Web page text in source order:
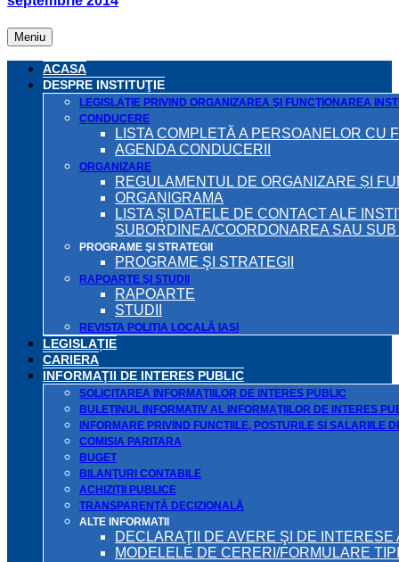
Meniu
ACASA
DESPRE INSTITUŢIE
LEGISLAŢIE PRIVIND ORGANIZAREA ŞI FUNCŢIONAREA
CONDUCERE
LISTA COMPLETĂ A PERSOANELOR CU
AGENDA CONDUCERII
ORGANIZARE
REGULAMENTUL DE ORGANIZARE ȘI
ORGANIGRAMA
LISTA ŞI DATELE DE CONTACT ALE
SUBORDINEA/COORDONAREA SAU
PROGRAME ŞI STRATEGII
PROGRAME ŞI STRATEGII
RAPOARTE ŞI STUDII
RAPOARTE
STUDII
REVISTA POLIȚIA LOCALĂ IAȘI
LEGISLAȚIE
CARIERA
INFORMAŢII DE INTERES PUBLIC
SOLICITAREA INFORMAŢIILOR DE INTERES PUBLIC
BULETINUL INFORMATIV AL INFORMAŢIILOR DE INTERES
INFORMARE PRIVIND FUNCTIILE, POSTURILE SI
COMISIA PARITARA
BUGET
BILANŢURI CONTABILE
ACHIZIȚII PUBLICE
TRANSPARENȚĂ DECIZIONALĂ
ALTE INFORMATII
DECLARAŢII DE AVERE ŞI DE
MODELELE DE CERERI/FORMULARE